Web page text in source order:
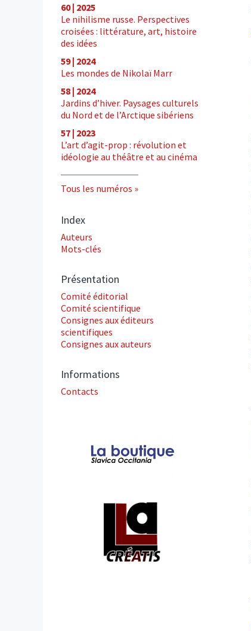
60 | 2025
Le nihilisme russe. Perspectives
croisées : littérature, art, histoire
des idées
59 | 2024
Les mondes de Nikolaï Marr
58 | 2024
Jardins d’hiver. Paysages culturels
du Nord et de l’Arctique sibériens
57 | 2023
L’art d’agit-prop : révolution et
idéologie au théâtre et au cinéma
Tous les numéros
Index
Auteurs
Mots-clés
Présentation
Comité éditorial
Comité scientifique
Consignes aux éditeurs
scientifiques
Consignes aux auteurs
Informations
Contacts